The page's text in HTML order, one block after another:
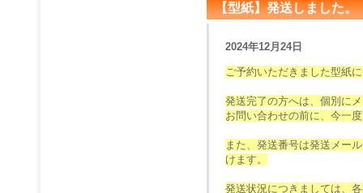
【型紙】発送しました。
2024年12月24日
ご予約いただきました型紙
発送完了の方へは、個別に
お問い合わせの前に、今一
また、発送番号は発送メー
けます。
発送状況につきましては、